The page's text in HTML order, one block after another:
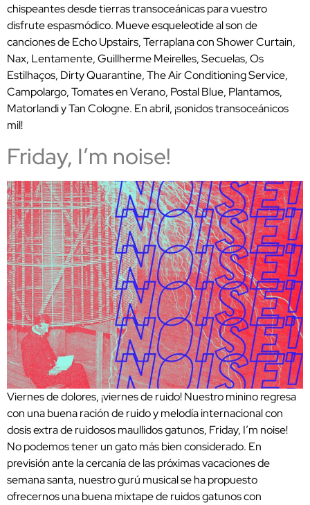
chispeantes desde tierras transoceánicas para vuestro
disfrute espasmódico. Mueve esqueleotide al son de
canciones de Echo Upstairs, Terraplana con Shower Curtain,
Nax, Lentamente, Guillherme Meirelles, Secuelas, Os
Estilhaços, Dirty Quarantine, The Air Conditioning Service,
Campolargo, Tomates en Verano, Postal Blue, Plantamos,
Matorlandi y Tan Cologne. En abril, ¡sonidos transoceánicos
mil!
Friday, I’m noise!
Viernes de dolores, ¡viernes de ruido! Nuestro minino regresa
con una buena ración de ruido y melodía internacional con
dosis extra de ruidosos maullidos gatunos, Friday, I’m noise!
No podemos tener un gato más bien considerado. En
previsión ante la cercanía de las próximas vacaciones de
semana santa, nuestro gurú musical se ha propuesto
ofrecernos una buena mixtape de ruidos gatunos con